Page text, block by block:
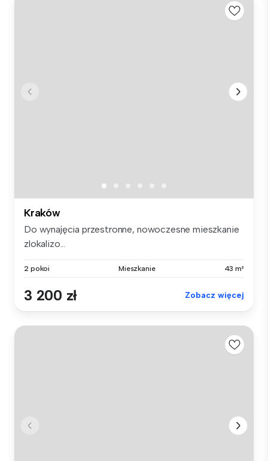
Kraków
Do wynajęcia przestronne, nowoczesne mieszkanie
zlokalizo...
2 pokoi Mieszkanie 43 m²
3 200 zł Zobacz więcej